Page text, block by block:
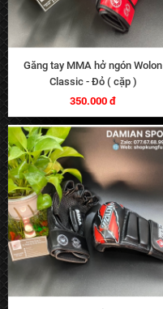
Găng tay MMA hở ngón Wolon
Classic - Đỏ ( cặp )
350.000 đ